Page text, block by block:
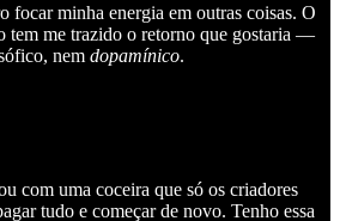
focar minha energia em outras coisas. O
tem me trazido o retorno que gostaria —
nem dopamínico.
com uma coceira que só os criadores
tudo e começar de novo. Tenho essa